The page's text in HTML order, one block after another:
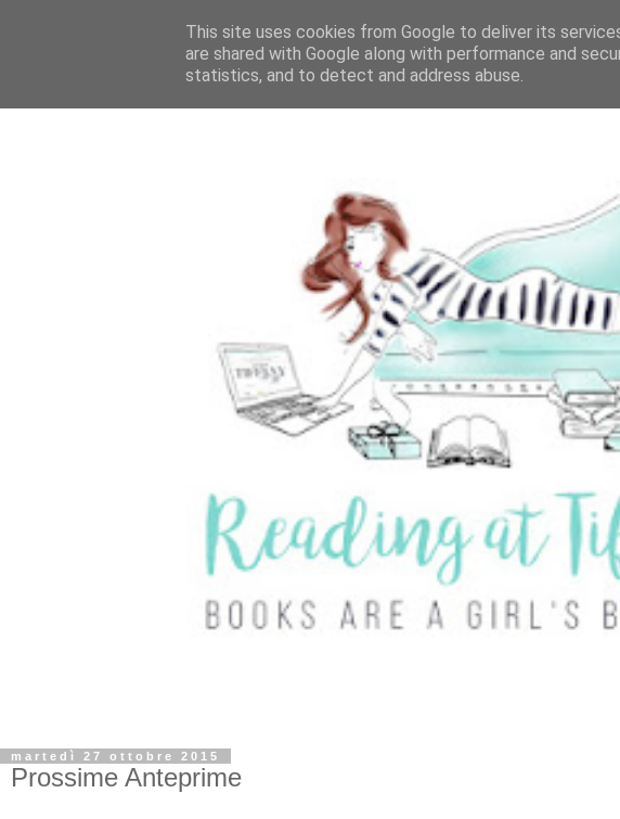
martedì 27 ottobre 2015
Prossime Anteprime
This site uses cookies from Google to deliver its
are shared with Google along with performance and
statistics, and to detect and address abuse.